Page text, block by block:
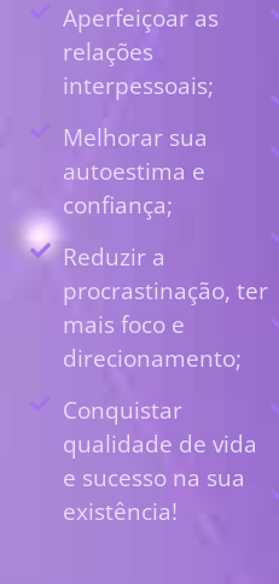
Aperfeiçoar as
relações
interpessoais;
Melhorar sua
autoestima e
confiança;
Reduzir a
procrastinação, ter
mais foco e
direcionamento;
Conquistar
qualidade de vida
e sucesso na sua
existência!